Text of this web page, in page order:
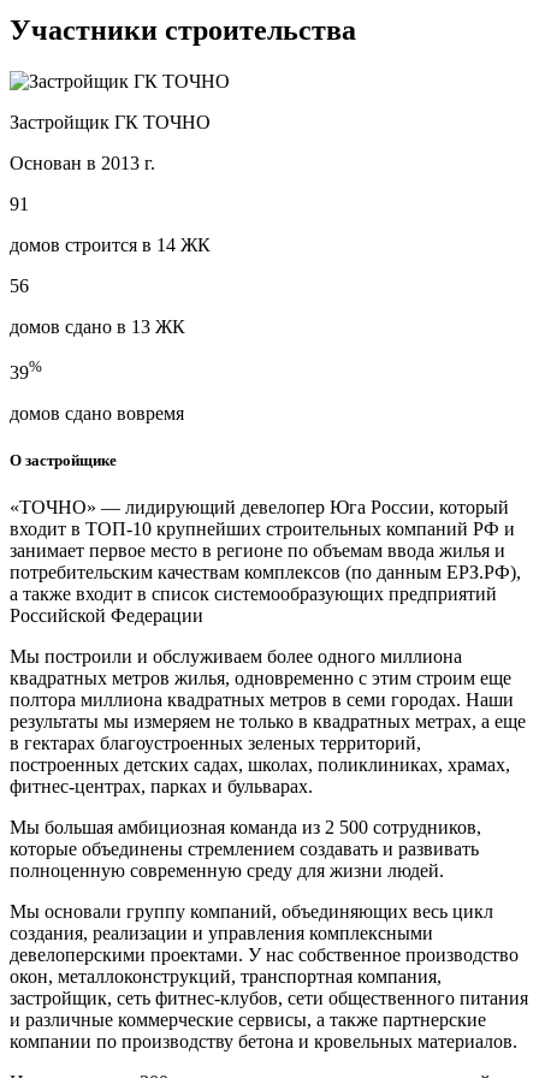
Участники строительства
Застройщик ГК ТОЧНО
Основан в 2013 г.
91
домов строится в 14 ЖК
56
домов сдано в 13 ЖК
39%
домов сдано вовремя
О застройщике
«ТОЧНО» — лидирующий девелопер Юга России, который
входит в ТОП-10 крупнейших строительных компаний РФ и
занимает первое место в регионе по объемам ввода жилья и
потребительским качествам комплексов (по данным ЕРЗ.РФ),
а также входит в список системообразующих предприятий
Российской Федерации
Мы построили и обслуживаем более одного миллиона
квадратных метров жилья, одновременно с этим строим еще
полтора миллиона квадратных метров в семи городах. Наши
результаты мы измеряем не только в квадратных метрах, а еще
в гектарах благоустроенных зеленых территорий,
построенных детских садах, школах, поликлиниках, храмах,
фитнес-центрах, парках и бульварах.
Мы большая амбициозная команда из 2 500 сотрудников,
которые объединены стремлением создавать и развивать
полноценную современную среду для жизни людей.
Мы основали группу компаний, объединяющих весь цикл
создания, реализации и управления комплексными
девелоперскими проектами. У нас собственное производство
окон, металлоконструкций, транспортная компания,
застройщик, сеть фитнес-клубов, сети общественного питания
и различные коммерческие сервисы, а также партнерские
компании по производству бетона и кровельных материалов.